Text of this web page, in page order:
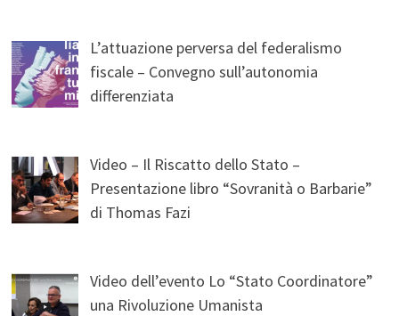
L’attuazione perversa del federalismo
fiscale – Convegno sull’autonomia
differenziata
Video – Il Riscatto dello Stato –
Presentazione libro “Sovranità o Barbarie”
di Thomas Fazi
Video dell’evento Lo “Stato Coordinatore”
una Rivoluzione Umanista